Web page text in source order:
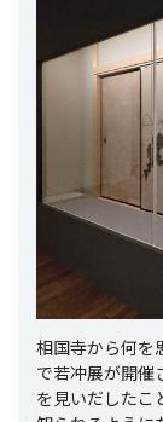
相国寺から何
で若冲展が開催
を見いだしたこ